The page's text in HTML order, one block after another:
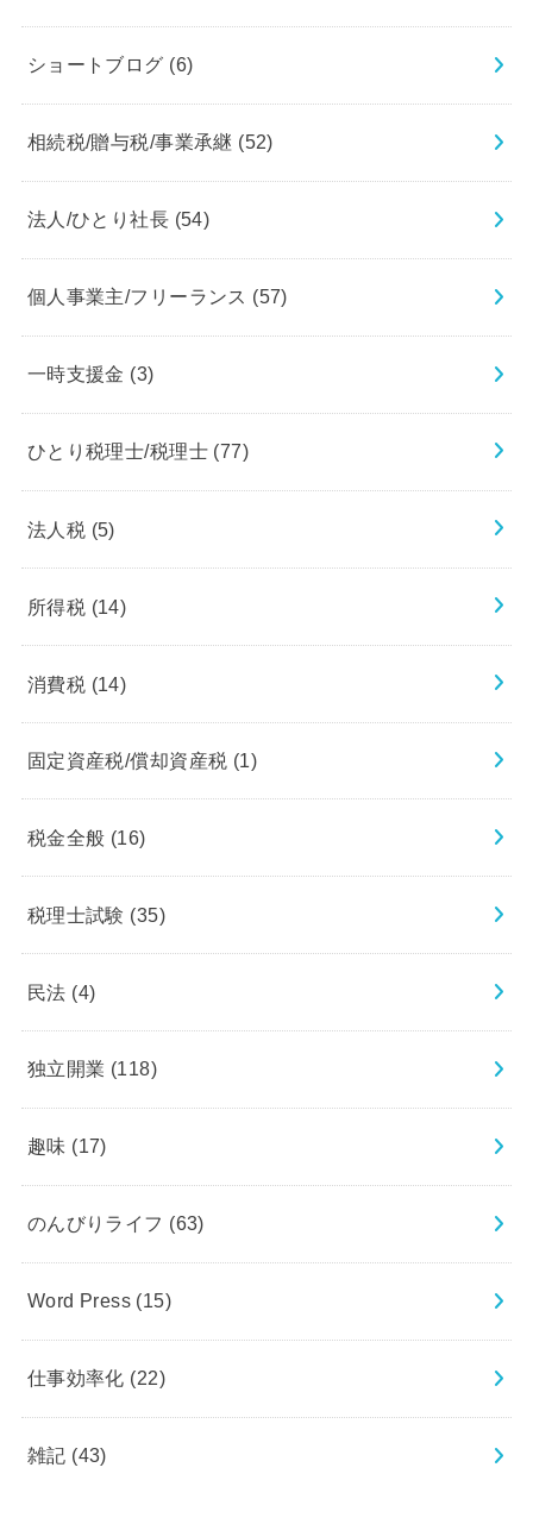
ショートブログ (6)
相続税/贈与税/事業承継 (52)
法人/ひとり社長 (54)
個人事業主/フリーランス (57)
一時支援金 (3)
ひとり税理士/税理士 (77)
法人税 (5)
所得税 (14)
消費税 (14)
固定資産税/償却資産税 (1)
税金全般 (16)
税理士試験 (35)
民法 (4)
独立開業 (118)
趣味 (17)
のんびりライフ (63)
Word Press (15)
仕事効率化 (22)
雑記 (43)